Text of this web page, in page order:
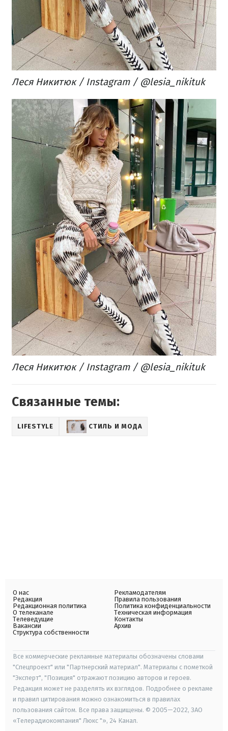
Леся Никитюк / Instagram / @lesia_nikituk
Леся Никитюк / Instagram / @lesia_nikituk
Связанные темы:
LIFESTYLE СТИЛЬ И МОДА
О нас
Редакция
Редакционная политика
О телеканале
Телеведущие
Вакансии
Структура собственности
Рекламодателям
Правила пользования
Политика конфиденциальности
Техническая информация
Контакты
Архив
Все коммерческие рекламные материалы обозначены словами
"Спецпроект" или "Партнерский материал". Материалы с пометкой
"Эксперт", "Позиция" отражают позицию авторов и героев.
Редакция может не разделять их взглядов. Подробнее о рекламе
и правил цитирования можно ознакомиться в правилах
пользования сайтом. Все права защищены. © 2005—2022, ЗАО
«Телерадиокомпания" Люкс "», 24 Канал.